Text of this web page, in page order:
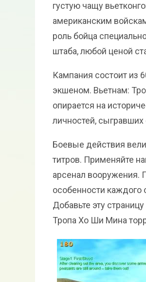
густую чащу
американским
роль бойца
штаба, любой ценой
Кампания состоит из
экшеном. Вьетнам:
опирается на
личностей,
Боевые действия
титров. Применяйте
арсенал вооружения.
особенности каждого
Добавьте эту
Тропа Хо Ши Мина